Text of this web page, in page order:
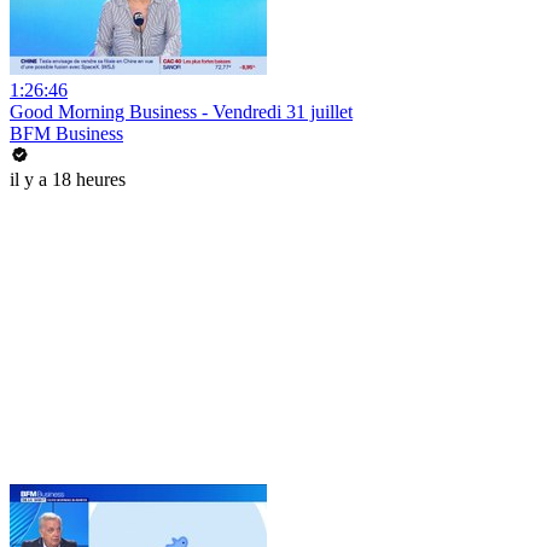
1:26:46
Good Morning Business - Vendredi 31 juillet
BFM Business
il y a 18 heures